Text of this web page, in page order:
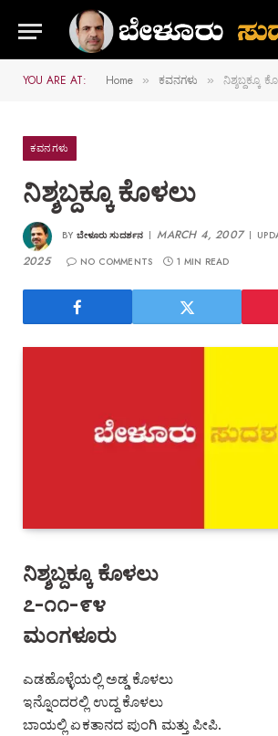
YOU ARE AT: Home » ಕವನಗಳು » ನಿಶ್ಶಬ್ದಕ್ಕೂ
ಕವನಗಳು
ನಿಶ್ಶಬ್ದಕ್ಕೂ ಕೊಳಲು
BY ಬೇಳೂರು ಸುದರ್ಶನ MARCH 4, 2007
2025
NO COMMENTS 1 MIN READ
ನಿಶ್ಶಬ್ದಕ್ಕೂ ಕೊಳಲು
೭-೧೧-೯೪
ಮಂಗಳೂರು
ಎಡಹೊಳ್ಳೆಯಲ್ಲಿ ಅಡ್ಡ ಕೊಳಲು
ಇನ್ನೊಂದರಲ್ಲಿ ಉದ್ದ ಕೊಳಲು
ಬಾಯಲ್ಲಿ ಏಕತಾನದ ಪುಂಗಿ ಮತ್ತು ಪೀಪಿ.